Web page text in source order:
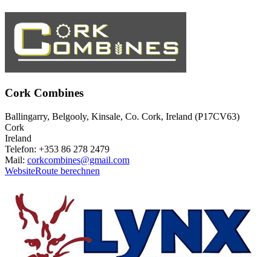
Cork Combines
Ballingarry, Belgooly, Kinsale, Co. Cork, Ireland (P17CV63)
Cork
Ireland
Telefon: +353 86 278 2479
Mail: corkcombines@gmail.com
WebsiteRoute berechnen